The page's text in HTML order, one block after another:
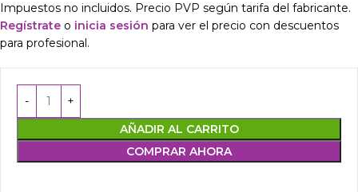
Impuestos no incluidos. Precio PVP según tarifa del fabricante.
Regístrate o inicia sesión para ver el precio con descuentos
para profesional.
AÑADIR AL CARRITO
COMPRAR AHORA